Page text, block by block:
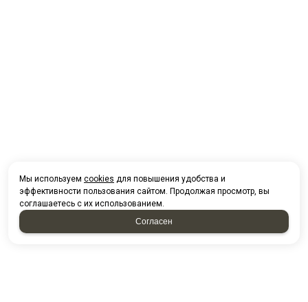
Мы используем cookies для повышения удобства и
эффективности пользования сайтом. Продолжая просмотр, вы
соглашаетесь с их использованием.
Согласен